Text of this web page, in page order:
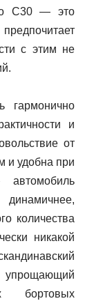
C30 — это
с этим не
гармонично
и
от
и удобна при
количества
никакой
бортовых